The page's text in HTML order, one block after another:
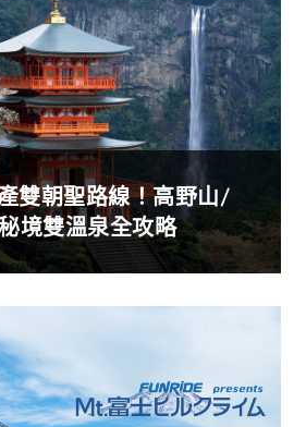
雙朝聖路線！高野山/
境雙溫泉全攻略